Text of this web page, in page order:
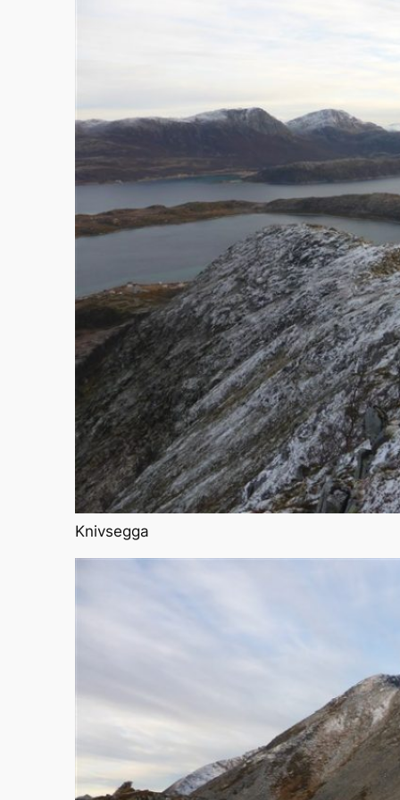
Knivsegga